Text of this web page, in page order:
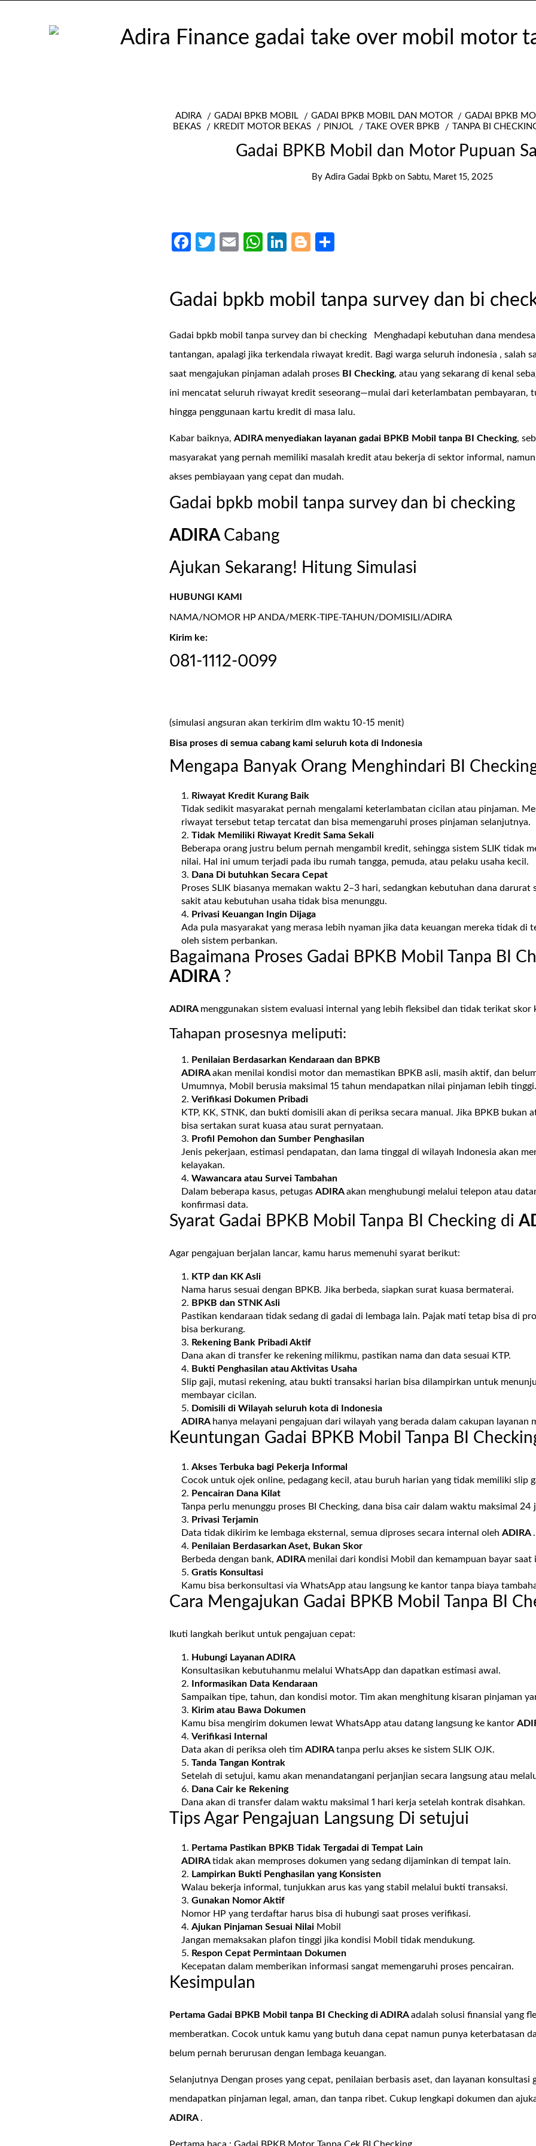
ADIRA GADAI BPKB MOBIL GADAI BPKB MOBIL DAN MOTOR
GADAI BPKB
BEKAS
KREDIT MOTOR BEKAS PINJOL TAKE OVER BPKB TANPA BI
Gadai BPKB Mobil dan Motor Pupuan
By Adira Gadai Bpkb on Sabtu, Maret 15, 2025
Facebook
Twitter
EmailWhatsApp
LinkedIn
Blogger
Gadai bpkb mobil tanpa survey dan bi
Gadai bpkb mobil tanpa survey dan bi checking
Menghadapi kebutuhan dana
tantangan, apalagi jika terkendala riwayat kredit. Bagi warga seluruh indonesia , salah
saat mengajukan pinjaman adalah proses BI Checking, atau yang sekarang di kenal
ini mencatat seluruh riwayat kredit seseorang—mulai dari keterlambatan pembayaran,
hingga penggunaan kartu kredit di masa lalu.
Kabar baiknya,ADIRA menyediakan layanangadai BPKB Mobil tanpa BI Checking,
masyarakat yang pernah memiliki masalah kredit atau bekerja di sektor informal,
akses pembiayaan yang cepat dan mudah.
Gadai bpkb mobil tanpa survey dan bi checking
ADIRA Cabang
Ajukan Sekarang! Hitung Simulasi
HUBUNGI KAMI
NAMA/NOMOR HP ANDA/MERK-TIPE-TAHUN/DOMISILI/ADIRA
Kirim ke:
081-1112-0099
(simulasi angsuran akan terkirim dlm waktu 10-15 menit)
Bisa proses di semua cabang kami seluruh kota di Indonesia
Mengapa Banyak Orang Menghindari BI
Riwayat Kredit Kurang Baik
Tidak sedikit masyarakat pernah mengalami keterlambatan cicilan atau pinjaman.
riwayat tersebut tetap tercatat dan bisa memengaruhi proses pinjaman selanjutnya.
Tidak Memiliki Riwayat Kredit Sama Sekali
Beberapa orang justru belum pernah mengambil kredit, sehingga sistem SLIK tidak
nilai. Hal ini umum terjadi pada ibu rumah tangga, pemuda, atau pelaku usaha kecil.
Dana Di butuhkan Secara Cepat
Proses SLIK biasanya memakan waktu 2–3 hari, sedangkan kebutuhan dana darurat
sakit atau kebutuhan usaha tidak bisa menunggu.
Privasi Keuangan Ingin Dijaga
Ada pula masyarakat yang merasa lebih nyaman jika data keuangan mereka tidak di
oleh sistem perbankan.
Bagaimana Proses Gadai BPKB Mobil Tanpa BI
ADIRA ?
ADIRA menggunakan sistem evaluasi internal yang lebih fleksibel dan tidak terikat skor
Tahapan prosesnya meliputi:
Penilaian Berdasarkan Kendaraan dan BPKB
ADIRAakan menilai kondisi motor dan memastikan BPKB asli, masih aktif, dan
Umumnya, Mobil berusia maksimal 15 tahun mendapatkan nilai pinjaman lebih
Verifikasi Dokumen Pribadi
KTP, KK, STNK, dan bukti domisili akan di periksa secara manual. Jika BPKB bukan
bisa sertakan surat kuasa atau surat pernyataan.
Profil Pemohon dan Sumber Penghasilan
Jenis pekerjaan, estimasi pendapatan, dan lama tinggal di wilayah Indonesia akan
kelayakan.
Wawancara atau Survei Tambahan
Dalam beberapa kasus, petugasADIRAakan menghubungi melalui telepon atau
konfirmasi data.
Syarat Gadai BPKB Mobil Tanpa BI Checking di
Agar pengajuan berjalan lancar, kamu harus memenuhi syarat berikut:
KTP dan KK Asli
Nama harus sesuai dengan BPKB. Jika berbeda, siapkan surat kuasa bermaterai.
BPKB dan STNK Asli
Pastikan kendaraan tidak sedang di gadai di lembaga lain. Pajak mati tetap bisa di
bisa berkurang.
Rekening Bank Pribadi Aktif
Dana akan di transfer ke rekening milikmu, pastikan nama dan data sesuai KTP.
Bukti Penghasilan atau Aktivitas Usaha
Slip gaji, mutasi rekening, atau bukti transaksi harian bisa dilampirkan untuk
membayar cicilan.
Domisili di Wilayah seluruh kota di Indonesia
ADIRA hanya melayani pengajuan dari wilayah yang berada dalam cakupan layanan
Keuntungan Gadai BPKB Mobil Tanpa BI
Akses Terbuka bagi Pekerja Informal
Cocok untuk ojek online, pedagang kecil, atau buruh harian yang tidak memiliki slip
Pencairan Dana Kilat
Tanpa perlu menunggu proses BI Checking, dana bisa cair dalam waktu maksimal 24
Privasi Terjamin
Data tidak dikirim ke lembaga eksternal, semua diproses secara internal olehADIRA .
Penilaian Berdasarkan Aset, Bukan Skor
Berbeda dengan bank,ADIRA menilai dari kondisi Mobil dan kemampuan bayar saat
Gratis Konsultasi
Kamu bisa berkonsultasi via WhatsApp atau langsung ke kantor tanpa biaya
Cara Mengajukan Gadai BPKB Mobil Tanpa BI
Ikuti langkah berikut untuk pengajuan cepat:
Hubungi LayananADIRA
Konsultasikan kebutuhanmu melalui WhatsApp dan dapatkan estimasi awal.
Informasikan Data Kendaraan
Sampaikan tipe, tahun, dan kondisi motor. Tim akan menghitung kisaran pinjaman
Kirim atau Bawa Dokumen
Kamu bisa mengirim dokumen lewat WhatsApp atau datang langsung ke kantor
Verifikasi Internal
Data akan di periksa oleh timADIRAtanpa perlu akses ke sistem SLIK OJK.
Tanda Tangan Kontrak
Setelah di setujui, kamu akan menandatangani perjanjian secara langsung atau
Dana Cair ke Rekening
Dana akan di transfer dalam waktu maksimal 1 hari kerja setelah kontrak disahkan.
Tips Agar Pengajuan Langsung Di setujui
Pertama Pastikan BPKB Tidak Tergadai di Tempat Lain
ADIRAtidak akan memproses dokumen yang sedang dijaminkan di tempat lain.
Lampirkan Bukti Penghasilan yang Konsisten
Walau bekerja informal, tunjukkan arus kas yang stabil melalui bukti transaksi.
Gunakan Nomor Aktif
Nomor HP yang terdaftar harus bisa di hubungi saat proses verifikasi.
Ajukan Pinjaman Sesuai Nilai Mobil
Jangan memaksakan plafon tinggi jika kondisi Mobil tidak mendukung.
Respon Cepat Permintaan Dokumen
Kecepatan dalam memberikan informasi sangat memengaruhi proses pencairan.
Kesimpulan
Pertama Gadai BPKB Mobil tanpa BI Checking diADIRAadalah solusi finansial yang
memberatkan. Cocok untuk kamu yang butuh dana cepat namun punya keterbatasan
belum pernah berurusan dengan lembaga keuangan.
Selanjutnya Dengan proses yang cepat, penilaian berbasis aset, dan layanan konsultasi
mendapatkan pinjaman legal, aman, dan tanpa ribet. Cukup lengkapi dokumen dan
ADIRA .